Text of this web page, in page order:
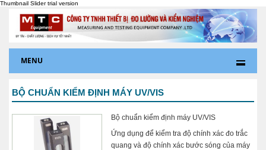
MENU
BỘ CHUẨN KIỂM ĐỊNH MÁY UV/VIS
Bộ chuẩn kiểm định máy UV/VIS
Ứng dụng để kiểm tra độ chính xác đo trắc
quang và độ chính xác bước sóng của máy